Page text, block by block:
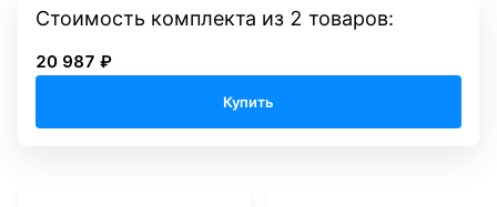
Стоимость комплекта из 2 товаров:
20 987 ₽
Купить